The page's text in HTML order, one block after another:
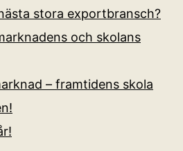
stora exportbransch?
och skolans
– framtidens skola